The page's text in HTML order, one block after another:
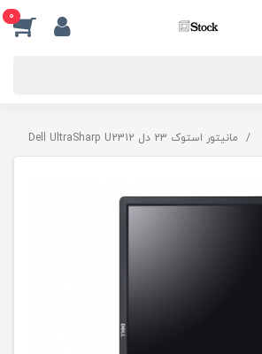
0
مانیتور استوک 23 دل Dell UltraSharp U2312